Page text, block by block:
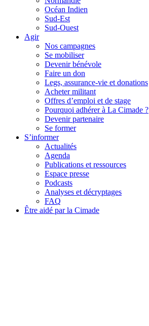
Océan Indien
Sud-Est
Sud-Ouest
Agir
Nos campagnes
Se mobiliser
Devenir bénévole
Faire un don
Legs, assurance-vie et donations
Acheter militant
Offres d’emploi et de stage
Pourquoi adhérer à La Cimade ?
Devenir partenaire
Se former
S’informer
Actualités
Agenda
Publications et ressources
Espace presse
Podcasts
Analyses et décryptages
FAQ
Être aidé par la Cimade